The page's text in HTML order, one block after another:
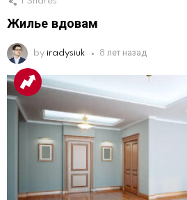
Жилье вдовам
by iradysiuk 8 лет назад